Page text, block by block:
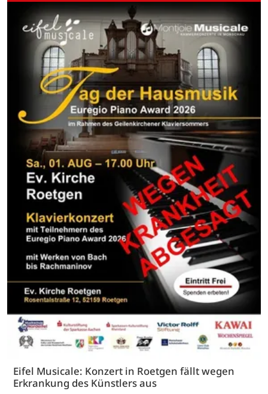
Eifel Musicale: Konzert in Roetgen fällt wegen
Erkrankung des Künstlers aus